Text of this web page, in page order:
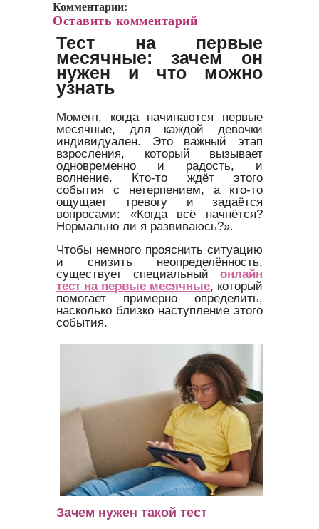
Комментарии:
Оставить комментарий
Тест на первые
месячные: зачем он
нужен и что можно
узнать
Момент, когда начинаются первые
месячные, для каждой девочки
индивидуален. Это важный этап
взросления, который вызывает
одновременно и радость, и
волнение. Кто-то ждёт этого
события с нетерпением, а кто-то
ощущает тревогу и задаётся
вопросами: «Когда всё начнётся?
Нормально ли я развиваюсь?».
Чтобы немного прояснить ситуацию
и снизить неопределённость,
существует специальный онлайн
тест на первые месячные, который
помогает примерно определить,
насколько близко наступление этого
события.
Зачем нужен такой тест